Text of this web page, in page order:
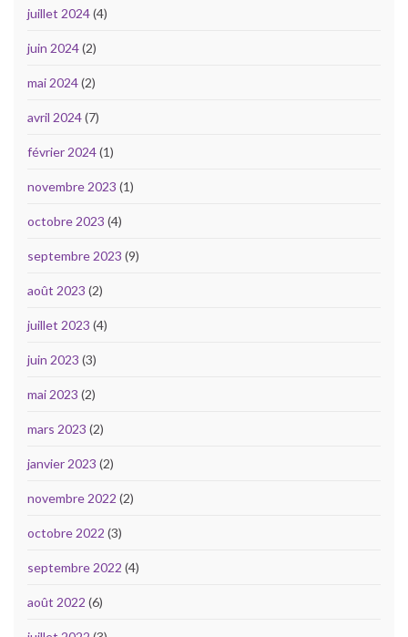
juillet 2024(4)
juin 2024(2)
mai 2024(2)
avril 2024(7)
février 2024(1)
novembre 2023 (1)
octobre 2023 (4)
septembre 2023 (9)
août 2023 (2)
juillet 2023 (4)
juin 2023 (3)
mai 2023 (2)
mars 2023 (2)
janvier 2023 (2)
novembre 2022 (2)
octobre 2022 (3)
septembre 2022 (4)
août 2022 (6)